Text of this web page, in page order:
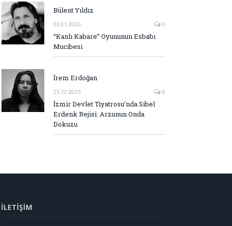
Bülent Yıldız
03.01.2026 0
“Kanlı Kabare” Oyununun Esbabı
Mucibesi
İrem Erdoğan
25.12.2025 0
İzmir Devlet Tiyatrosu’nda Sibel
Erdenk Rejisi: Arzunun Onda
Dokuzu
İLETİŞİM